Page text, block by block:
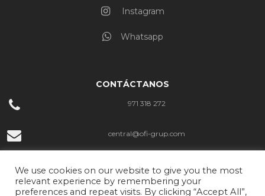
Instagram
Whatsapp
CONTÁCTANOS
971 318 272
central@ofi-grup.com
07800 Ibiza
We use cookies on our website to give you the most
relevant experience by remembering your
preferences and repeat visits. By clicking “Accept All”,